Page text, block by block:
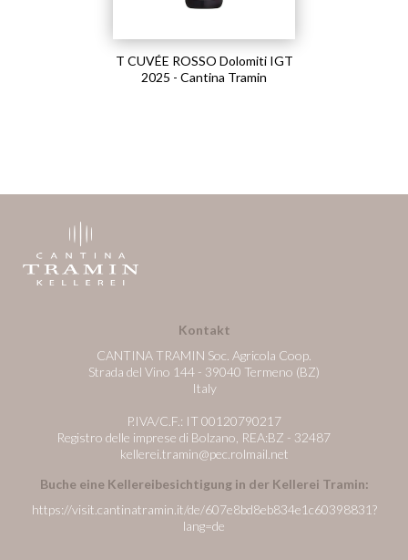
T CUVÉE ROSSO Dolomiti IGT
2025 - Cantina Tramin
Kontakt
CANTINA TRAMIN Soc. Agricola Coop.
Strada del Vino 144 - 39040 Termeno (BZ)
Italy
P.IVA/C.F.: IT 00120790217
Registro delle imprese di Bolzano, REA:BZ - 32487
kellerei.tramin@pec.rolmail.net
Buche eine Kellereibesichtigung in der Kellerei Tramin:
https://visit.cantinatramin.it/de/607e8bd8eb834e1c60398831?
lang=de